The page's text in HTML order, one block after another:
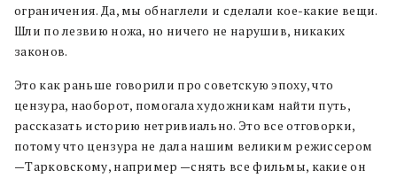
ограничения. Да, мы обнаглели и сделали кое-какие вещи.
Шли по лезвию ножа, но ничего не нарушив, никаких
законов.
Это как раньше говорили про советскую эпоху, что
цензура, наоборот, помогала художникам найти путь,
рассказать историю нетривиально. Это все отговорки,
потому что цензура не дала нашим великим режиссером
—Тарковскому, например —снять все фильмы, какие он